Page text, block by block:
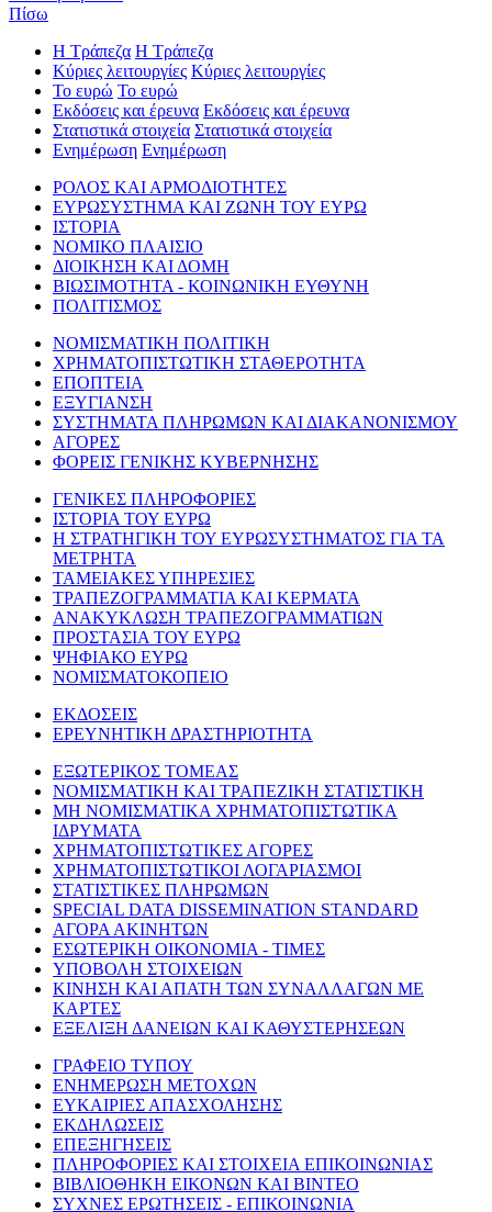
Πίσω
Η Τράπεζα Η Τράπεζα
Κύριες λειτουργίες Κύριες λειτουργίες
Το ευρώ Το ευρώ
Εκδόσεις και έρευνα Εκδόσεις και έρευνα
Στατιστικά στοιχεία Στατιστικά στοιχεία
Ενημέρωση Ενημέρωση
ΡΟΛΟΣ ΚΑΙ ΑΡΜΟΔΙΟΤΗΤΕΣ
ΕΥΡΩΣΥΣΤΗΜΑ ΚΑΙ ΖΩΝΗ ΤΟΥ ΕΥΡΩ
ΙΣΤΟΡΙΑ
ΝΟΜΙΚΟ ΠΛΑΙΣΙΟ
ΔΙΟΙΚΗΣΗ ΚΑΙ ΔΟΜΗ
ΒΙΩΣΙΜΟΤΗΤΑ - ΚΟΙΝΩΝΙΚΗ ΕΥΘΥΝΗ
ΠΟΛΙΤΙΣΜΟΣ
ΝΟΜΙΣΜΑΤΙΚΗ ΠΟΛΙΤΙΚΗ
ΧΡΗΜΑΤΟΠΙΣΤΩΤΙΚΗ ΣΤΑΘΕΡΟΤΗΤΑ
ΕΠΟΠΤΕΙΑ
ΕΞΥΓΙΑΝΣΗ
ΣΥΣΤΗΜΑΤΑ ΠΛΗΡΩΜΩΝ ΚΑΙ ΔΙΑΚΑΝΟΝΙΣΜΟΥ
ΑΓΟΡΕΣ
ΦΟΡΕΙΣ ΓΕΝΙΚΗΣ ΚΥΒΕΡΝΗΣΗΣ
ΓΕΝΙΚΕΣ ΠΛΗΡΟΦΟΡΙΕΣ
ΙΣΤΟΡΙΑ ΤΟΥ ΕΥΡΩ
Η ΣΤΡΑΤΗΓΙΚΗ ΤΟΥ ΕΥΡΩΣΥΣΤΗΜΑΤΟΣ ΓΙΑ ΤΑ
ΜΕΤΡΗΤΑ
ΤΑΜΕΙΑΚΕΣ ΥΠΗΡΕΣΙΕΣ
ΤΡΑΠΕΖΟΓΡΑΜΜΑΤΙΑ ΚΑΙ ΚΕΡΜΑΤΑ
ΑΝΑΚΥΚΛΩΣΗ ΤΡΑΠΕΖΟΓΡΑΜΜΑΤΙΩΝ
ΠΡΟΣΤΑΣΙΑ ΤΟΥ ΕΥΡΩ
ΨΗΦΙΑΚΟ ΕΥΡΩ
ΝΟΜΙΣΜΑΤΟΚΟΠΕΙΟ
ΕΚΔΟΣΕΙΣ
ΕΡΕΥΝΗΤΙΚΗ ΔΡΑΣΤΗΡΙΟΤΗΤΑ
ΕΞΩΤΕΡΙΚΟΣ ΤΟΜΕΑΣ
ΝΟΜΙΣΜΑΤΙΚΗ ΚΑΙ ΤΡΑΠΕΖΙΚΗ ΣΤΑΤΙΣΤΙΚΗ
ΜΗ ΝΟΜΙΣΜΑΤΙΚΑ ΧΡΗΜΑΤΟΠΙΣΤΩΤΙΚΑ
ΙΔΡΥΜΑΤΑ
ΧΡΗΜΑΤΟΠΙΣΤΩΤΙΚΕΣ ΑΓΟΡΕΣ
ΧΡΗΜΑΤΟΠΙΣΤΩΤΙΚΟΙ ΛΟΓΑΡΙΑΣΜΟΙ
ΣΤΑΤΙΣΤΙΚΕΣ ΠΛΗΡΩΜΩΝ
SPECIAL DATA DISSEMINATION STANDARD
ΑΓΟΡΑ ΑΚΙΝΗΤΩΝ
ΕΣΩΤΕΡΙΚΗ ΟΙΚΟΝΟΜΙΑ - ΤΙΜΕΣ
ΥΠΟΒΟΛΗ ΣΤΟΙΧΕΙΩΝ
ΚΙΝΗΣΗ ΚΑΙ ΑΠΑΤΗ ΤΩΝ ΣΥΝΑΛΛΑΓΩΝ ΜΕ
ΚΑΡΤΕΣ
ΕΞΕΛΙΞΗ ΔΑΝΕΙΩΝ ΚΑΙ ΚΑΘΥΣΤΕΡΗΣΕΩΝ
ΓΡΑΦΕΙΟ ΤΥΠΟΥ
ΕΝΗΜΕΡΩΣΗ ΜΕΤΟΧΩΝ
ΕΥΚΑΙΡΙΕΣ ΑΠΑΣΧΟΛΗΣΗΣ
ΕΚΔΗΛΩΣΕΙΣ
ΕΠΕΞΗΓΗΣΕΙΣ
ΠΛΗΡΟΦΟΡΙΕΣ ΚΑΙ ΣΤΟΙΧΕΙΑ ΕΠΙΚΟΙΝΩΝΙΑΣ
ΒΙΒΛΙΟΘΗΚΗ ΕΙΚΟΝΩΝ ΚΑΙ ΒΙΝΤΕΟ
ΣΥΧΝΕΣ ΕΡΩΤΗΣΕΙΣ - ΕΠΙΚΟΙΝΩΝΙΑ